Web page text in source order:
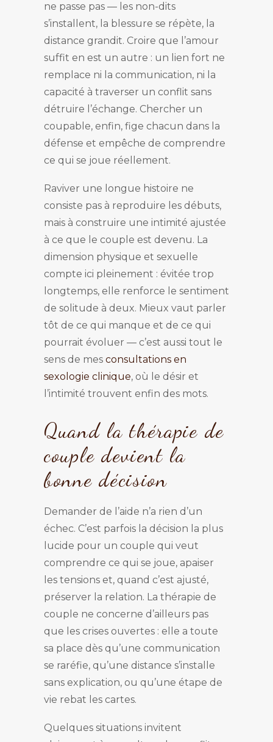
ne passe pas — les non-dits
s’installent, la blessure se répète, la
distance grandit. Croire que l’amour
suffit en est un autre : un lien fort ne
remplace ni la communication, ni la
capacité à traverser un conflit sans
détruire l’échange. Chercher un
coupable, enfin, fige chacun dans la
défense et empêche de comprendre
ce qui se joue réellement.
Raviver une longue histoire ne
consiste pas à reproduire les débuts,
mais à construire une intimité ajustée
à ce que le couple est devenu. La
dimension physique et sexuelle
compte ici pleinement : évitée trop
longtemps, elle renforce le sentiment
de solitude à deux. Mieux vaut parler
tôt de ce qui manque et de ce qui
pourrait évoluer — c’est aussi tout le
sens de mes consultations en
sexologie clinique, où le désir et
l’intimité trouvent enfin des mots.
Quand la thérapie de
couple devient la
bonne décision
Demander de l’aide n’a rien d’un
échec. C’est parfois la décision la plus
lucide pour un couple qui veut
comprendre ce qui se joue, apaiser
les tensions et, quand c’est ajusté,
préserver la relation. La thérapie de
couple ne concerne d’ailleurs pas
que les crises ouvertes : elle a toute
sa place dès qu’une communication
se raréfie, qu’une distance s’installe
sans explication, ou qu’une étape de
vie rebat les cartes.
Quelques situations invitent